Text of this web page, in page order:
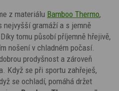
z materiálu Bamboo Thermo,
nejvyšší gramáží a s jemně
tomu působí příjemně hřejivě,
nošení v chladném počasí.
prodyšnost a zároveň
Když se při sportu zahřeješ,
se ochladí, pomáhá držet